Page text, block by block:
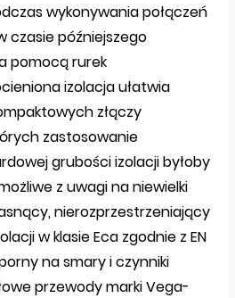
wykonywania połączeń
czasie późniejszego
pomocą rurek
izolacja ułatwia
złączy
zastosowanie
grubości izolacji byłoby
z uwagi na niewielki
nierozprzestrzeniający
w klasie Eca zgodnie z EN
na smary i czynniki
przewody marki Vega-